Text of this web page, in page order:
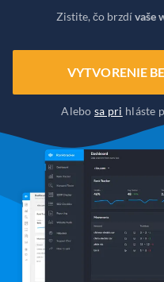
Zistite, čo brzdívaše
VYTVORENIE
Alebosa pri hláste